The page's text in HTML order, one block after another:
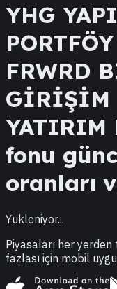
YHG
FRWRD
GİRİŞİM
YATIRIM
fonu
oranları
Yukleniyor...
Piyasaları her
fazlası için mobil